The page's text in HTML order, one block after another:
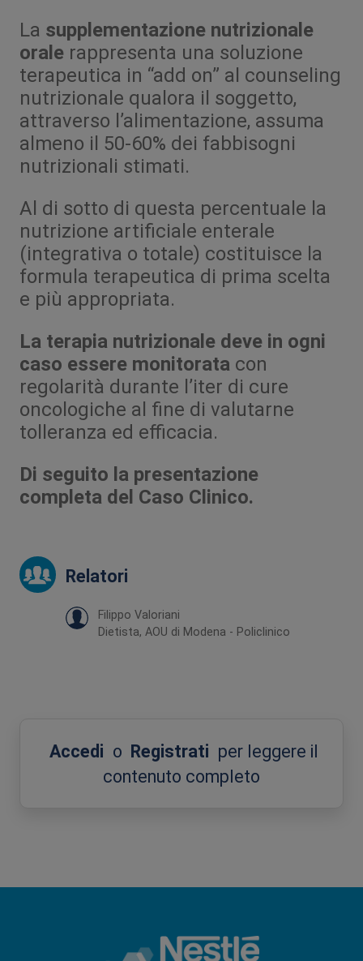
La supplementazione nutrizionale
oralerappresenta una soluzione
terapeutica in “add on” al counseling
nutrizionale qualora il soggetto,
attraverso l’alimentazione, assuma
almeno il 50-60% dei fabbisogni
nutrizionali stimati.
Al di sotto di questa percentuale la
nutrizione artificiale enterale
(integrativa o totale) costituisce la
formula terapeutica di prima scelta
e più appropriata.
La terapia nutrizionale deve in ogni
caso essere monitoratacon
regolarità durante l’iter di cure
oncologiche al fine di valutarne
tolleranza ed efficacia.
Di seguito la presentazione
completa del Caso Clinico.
Relatori
Filippo Valoriani
Dietista, AOU di Modena - Policlinico
Accedi o Registrati per leggere il
contenuto completo